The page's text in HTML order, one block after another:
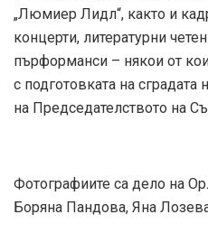
„Люмиер Лидл“, както и
концерти, литературни
пърформанси – някои от
с подготовката на
на Председателството на
Фотографиите са дело на
Боряна Пандова, Яна